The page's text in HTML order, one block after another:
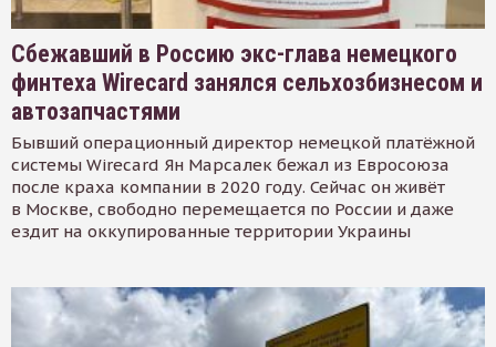
Сбежавший в Россию экс-глава немецкого
финтеха Wirecard занялся сельхозбизнесом и
автозапчастями
Бывший операционный директор немецкой платёжной
системы Wirecard Ян Марсалек бежал из Евросоюза
после краха компании в 2020 году. Сейчас он живёт
в Москве, свободно перемещается по России и даже
ездит на оккупированные территории Украины